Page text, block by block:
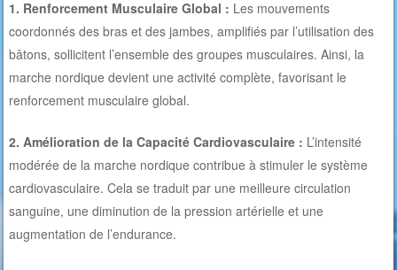
1. Renforcement Musculaire Global : Les mouvements
coordonnés des bras et des jambes, amplifiés par l’utilisation des
bâtons, sollicitent l’ensemble des groupes musculaires. Ainsi, la
marche nordique devient une activité complète, favorisant le
renforcement musculaire global.
2. Amélioration de la Capacité Cardiovasculaire : L’intensité
modérée de la marche nordique contribue à stimuler le système
cardiovasculaire. Cela se traduit par une meilleure circulation
sanguine, une diminution de la pression artérielle et une
augmentation de l’endurance.